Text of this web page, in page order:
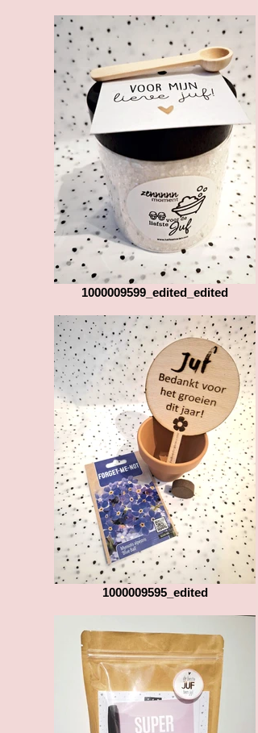
1000009599_edited_edited
1000009595_edited